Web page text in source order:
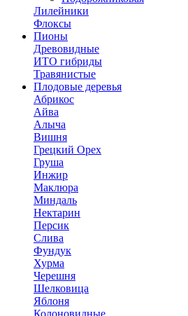
Лилейники
Флоксы
Пионы
Древовидные
ИТО гибриды
Травянистые
Плодовые деревья
Абрикос
Айва
Алыча
Вишня
Грецкий Орех
Груша
Инжир
Маклюра
Миндаль
Нектарин
Персик
Слива
Фундук
Хурма
Черешня
Шелковица
Яблоня
Колоновидные